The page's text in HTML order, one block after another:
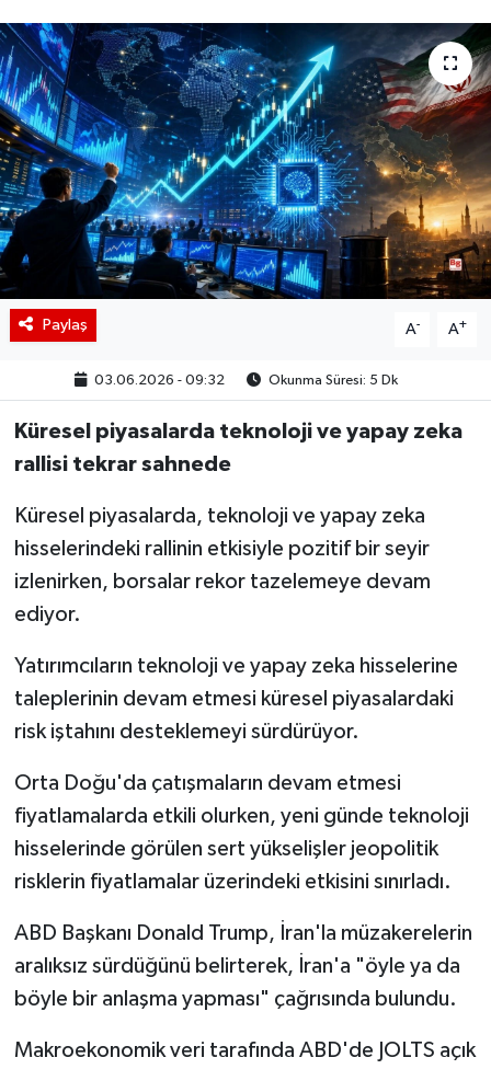
Paylaş A- A+
03.06.2026 - 09:32 Okunma Süresi: 5 Dk
Küresel piyasalarda teknoloji ve yapay zeka
rallisi tekrar sahnede
Küresel piyasalarda, teknoloji ve yapay zeka
hisselerindeki rallinin etkisiyle pozitif bir seyir
izlenirken, borsalar rekor tazelemeye devam
ediyor.
Yatırımcıların teknoloji ve yapay zeka hisselerine
taleplerinin devam etmesi küresel piyasalardaki
risk iştahını desteklemeyi sürdürüyor.
Orta Doğu'da çatışmaların devam etmesi
fiyatlamalarda etkili olurken, yeni günde teknoloji
hisselerinde görülen sert yükselişler jeopolitik
risklerin fiyatlamalar üzerindeki etkisini sınırladı.
ABD Başkanı Donald Trump, İran'la müzakerelerin
aralıksız sürdüğünü belirterek, İran'a "öyle ya da
böyle bir anlaşma yapması" çağrısında bulundu.
Makroekonomik veri tarafında ABD'de JOLTS açık
Ekonomik Takvim
Kiripto Para Piyasası
Gizlilik Sözleşmesi
Hakkımızda
İletişim